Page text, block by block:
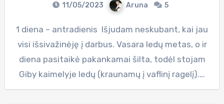
11/05/2023 Aruna 5
1 diena – antradienis Išjudam neskubant, kai jau
visi išsivažinėję į darbus. Vasara ledų metas, o ir
diena pasitaikė pakankamai šilta, todėl stojam
Giby kaimelyje ledų (kraunamų į vaflinį ragelį).…